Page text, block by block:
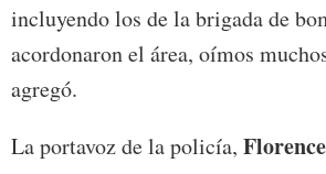
incluyendo los de la brigada de
acordonaron el área, oímos
agregó.
La portavoz de la policía,